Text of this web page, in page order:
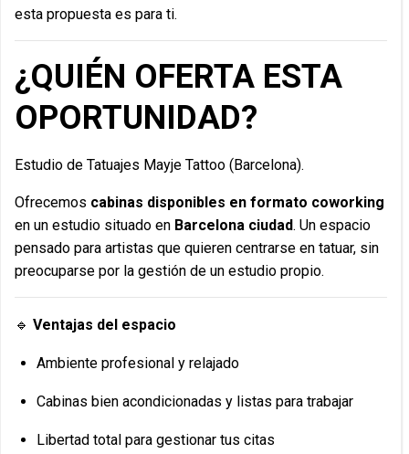
esta propuesta es para ti.
¿QUIÉN OFERTA ESTA
OPORTUNIDAD?
Estudio de Tatuajes Mayje Tattoo (Barcelona).
Ofrecemos cabinas disponibles en formato coworking
en un estudio situado en Barcelona ciudad. Un espacio
pensado para artistas que quieren centrarse en tatuar, sin
preocuparse por la gestión de un estudio propio.
🔹 Ventajas del espacio
Ambiente profesional y relajado
Cabinas bien acondicionadas y listas para trabajar
Libertad total para gestionar tus citas